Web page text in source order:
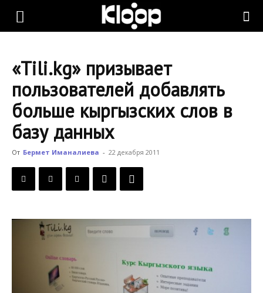
KLOOP.KG
Новости
Кыргызстана
«Tili.kg» призывает
пользователей добавлять
больше кыргызских слов в
базу данных
От Бермет Иманалиева - 22 декабря 2011